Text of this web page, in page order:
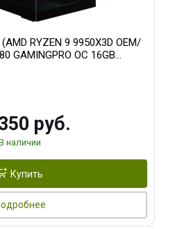
RYZEN 9 9950X3D OEM/
GAMINGPRO OC 16GB
ГБ SSD)
руб.
наличии
Купить